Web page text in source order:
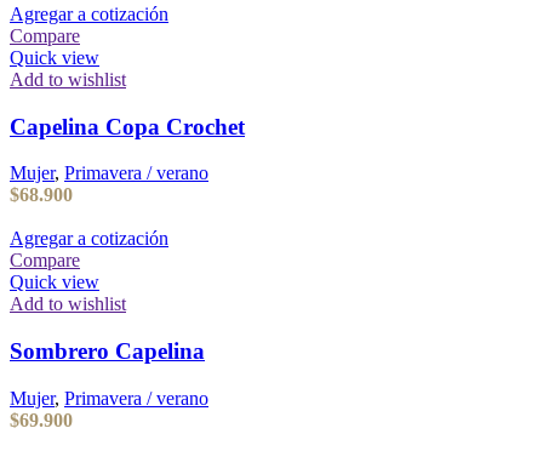
Agregar a cotización
Compare
Quick view
Add to wishlist
Capelina Copa Crochet
Mujer, Primavera / verano
$68.900
Agregar a cotización
Compare
Quick view
Add to wishlist
Sombrero Capelina
Mujer, Primavera / verano
$69.900